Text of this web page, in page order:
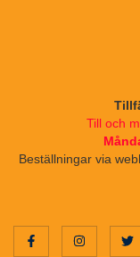
Till och
Beställningar via